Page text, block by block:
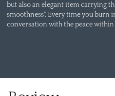
but also an elegant item carrying
smoothness". Every time you burn
conversation with the peace within